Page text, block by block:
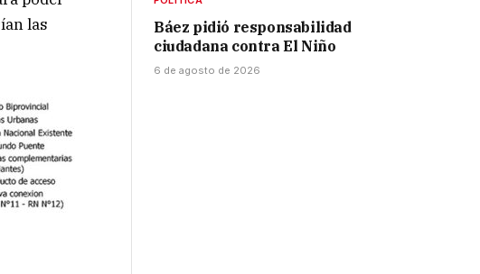
las
Báez pidió responsabilidad
ciudadana contra El Niño
6 de agosto de 2026